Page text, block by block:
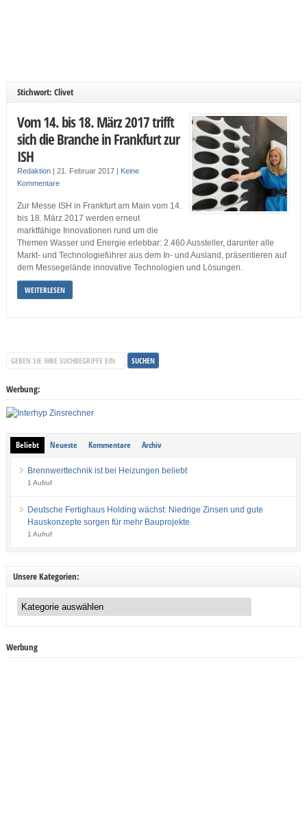
Stichwort: Clivet
Vom 14. bis 18. März 2017 trifft
sich die Branche in Frankfurt zur
ISH
Redaktion| 21. Februar 2017 | Keine
Kommentare
Zur Messe ISH in Frankfurt am Main vom 14.
bis 18. März 2017 werden erneut
marktfähige Innovationen rund um die
Themen Wasser und Energie erlebbar: 2.460 Aussteller, darunter alle
Markt- und Technologieführer aus dem In- und Ausland, präsentieren auf
dem Messegelände innovative Technologien und Lösungen.
WEITERLESEN
Werbung:
Beliebt Neueste Kommentare Archiv
Brennwerttechnik ist bei Heizungen beliebt
1 Aufruf
Deutsche Fertighaus Holding wächst: Niedrige Zinsen und gute
Hauskonzepte sorgen für mehr Bauprojekte
1 Aufruf
Unsere Kategorien:
Kategorien:
Werbung